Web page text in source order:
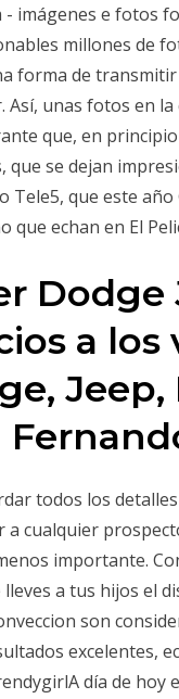
imágenes e fotos
millones de
forma de
unas fotos en
que, en
se dejan
Tele5, que este
echan en El
a los
Jeep,
todos los
cualquier
importante.
a tus hijos el
son
excelentes,
día de hoy